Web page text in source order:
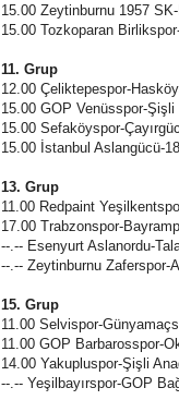
15.00 Zeytinburnu 1957
15.00 Tozkoparan
11. Grup
12.00 Çeliktepespor-
15.00 GOP Venüsspor-
15.00 Sefaköyspor-
15.00 İstanbul Aslangücü-
13. Grup
11.00 Redpaint
17.00 Trabzonspor-
--.-- Esenyurt Aslanordu-
--.-- Zeytinburnu Zaferspor-
15. Grup
11.00 Selvispor-
11.00 GOP Barbarosspor-
14.00 Yakupluspor-Şişli
--.-- Yeşilbayırspor-GOP